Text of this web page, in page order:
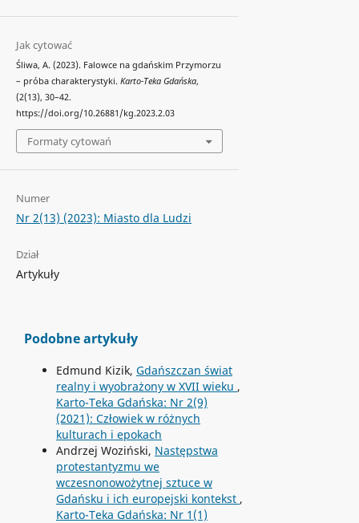
Jak cytować
Śliwa, A. (2023). Falowce na gdańskim Przymorzu
– próba charakterystyki. Karto-Teka Gdańska,
(2(13), 30–42.
https://doi.org/10.26881/kg.2023.2.03
Formaty cytowań
Numer
Nr 2(13) (2023): Miasto dla Ludzi
Dział
Artykuły
Podobne artykuły
Edmund Kizik, Gdańszczan świat
realny i wyobrażony w XVII wieku ,
Karto-Teka Gdańska: Nr 2(9)
(2021): Człowiek w różnych
kulturach i epokach
Andrzej Woziński, Następstwa
protestantyzmu we
wczesnonowożytnej sztuce w
Gdańsku i ich europejski kontekst ,
Karto-Teka Gdańska: Nr 1(1)